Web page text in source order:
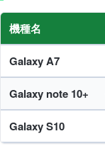
機種名
Galaxy A7
Galaxy note 10+
Galaxy S10